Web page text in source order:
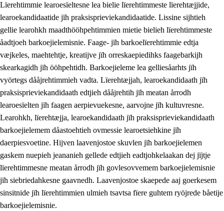
3. Prinsihph skuvlen rïektesisnie
3.1 Feerhmeles lïeremebyjrese
3.2 Ööhpehtimmie jïh sjïehtedamme lïerehtimmie
3.3 Gåetie jïh skuvle laavenjostoeh
3.4 Lïerehtimmie learoesïeltesne jïh barkoejielemisnie
Lïerehtimmie learoesïeltesne lea bielie lïerehtimmeste lïerehtæjjide,
learoekandidaatide jïh praksisprieviekandidaatide. Lissine sijhtieh
gellie learohkh maadthööhpehtimmien mietie bielieh lïerehtimmeste
åadtjoeh barkoejielemisnie. Faage- jïh barkoelïerehtimmie edtja
væjkeles, maehtehtje, kreatijve jïh orreskaepiedihks faagebarkijh
skearkagidh jïh ööhpehtidh. Barkoejieleme lea gelliesåarhts jïh
vyörtegs dååjrehtimmieh vadta. Lïerehtæjjah, learoekandidaath jïh
praksisprieviekandidaath edtjieh dååjrehtih jïh meatan årrodh
learoesïelten jïh faagen aerpievuekesne, aarvojne jïh kultuvresne.
Learohkh, lïerehtæjja, learoekandidaath jïh praksisprieviekandidaath
barkoejielemem dåastoehtieh ovmessie learoetsiehkine jïh
daerpiesvoetine. Hijven laavenjostoe skuvlen jïh barkoejielemen
gaskem nuepieh jeananieh gellede edtjieh eadtjohkelaakan dej jïjtje
lïerehtimmesne meatan årrodh jïh govlesovvemem barkoejielemisnie
jïh siebriedahkesne gaavnedh. Laavenjostoe skaepede aaj goerkesem
sinsitnide jïh lïerehtimmien ulmieh tsavtsa fïere guhtem ryöjrede båetije
barkoejielemisnie.